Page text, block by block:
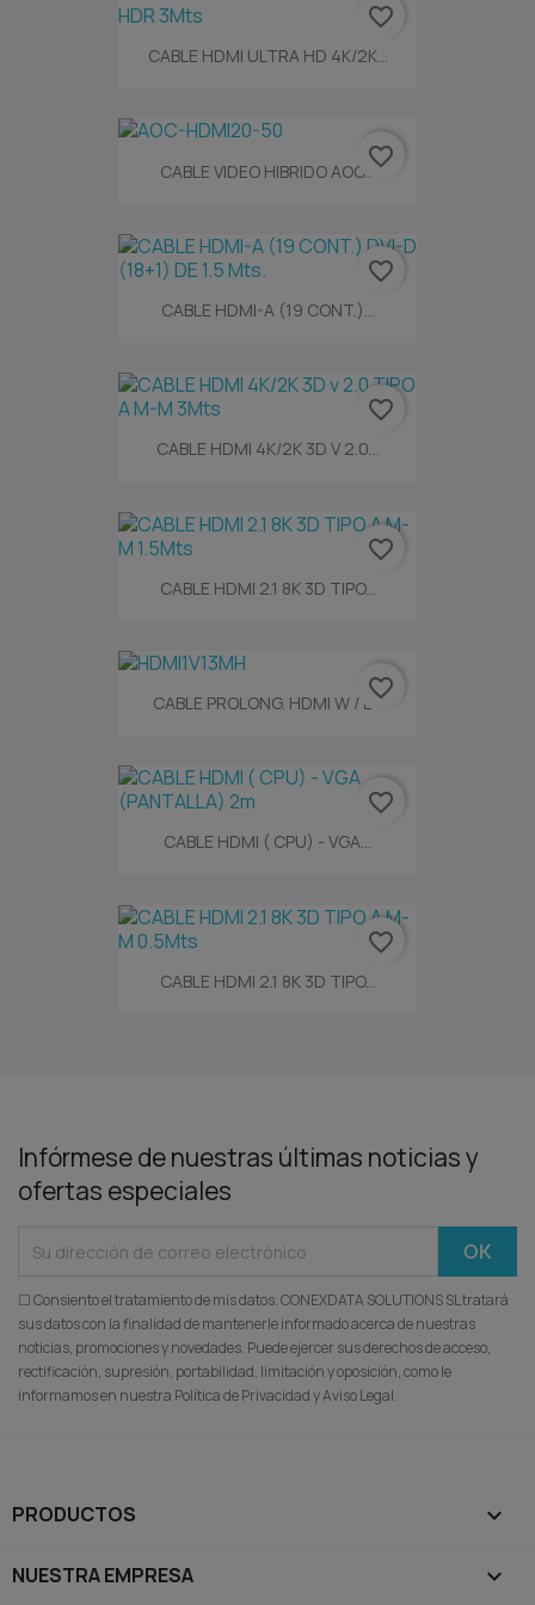
CABLE HDMI ULTRA HD 4K/2K...
favorite_border
CABLE VIDEO HIBRIDO AOC...
favorite_border
CABLE HDMI-A (19 CONT.)...
favorite_border
CABLE HDMI 4K/2K 3D V 2.0...
favorite_border
CABLE HDMI 2.1 8K 3D TIPO...
favorite_border
CABLE PROLONG. HDMI W / E...
favorite_border
CABLE HDMI ( CPU) - VGA...
favorite_border
CABLE HDMI 2.1 8K 3D TIPO...
favorite_border
Infórmese de nuestras últimas noticias y
ofertas especiales
☐ Consiento el tratamiento de mis datos. CONEXDATA SOLUTIONS SL tratará
sus datos con la finalidad de mantenerle informado acerca de nuestras
noticias, promociones y novedades. Puede ejercer sus derechos de acceso,
rectificación, supresión, portabilidad, limitación y oposición, como le
informamos en nuestra Política de Privacidad y Aviso Legal.
PRODUCTOS 
NUESTRA EMPRESA 